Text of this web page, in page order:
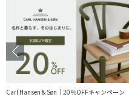
Carl Hansen & Søn｜20％OFFキャンペーン